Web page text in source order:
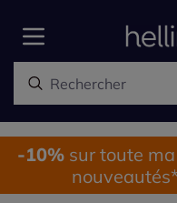
-10%sur toute ma